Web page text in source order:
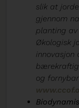
slik at
gjennom
planting av
Økologisk
innovasjon
og